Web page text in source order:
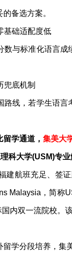
备选方案。
基础适配度低
数与标准化语言
兜底机制
路线，若学生语
学通道， 集美大
科大学(USM)专
建航班充足、签
Malaysia，简称
内双一流院校。